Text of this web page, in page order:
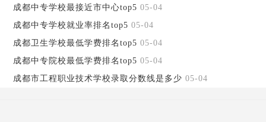
成都中专学校最接近市中心top5 05-04
成都中专学校就业率排名top5 05-04
成都卫生学校最低学费排名top5 05-04
成都中专院校最低学费排名top5 05-04
成都市工程职业技术学校录取分数线是多少 05-04